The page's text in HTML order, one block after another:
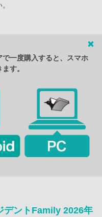
一度購入すると、スマホ
す。
デントFamily 2026年